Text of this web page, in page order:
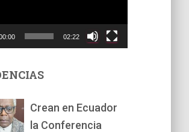
02:22
Crean en Ecuador
la Conferencia